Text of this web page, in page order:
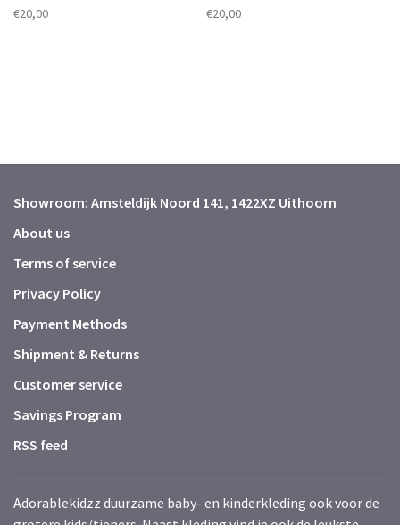
€20,00 €20,00
Showroom: Amsteldijk Noord 141, 1422XZ Uithoorn
About us
Terms of service
Privacy Policy
Payment Methods
Shipment & Returns
Customer service
Savings Program
RSS feed
Adorablekidzz duurzame baby- en kinderkleding ook voor de